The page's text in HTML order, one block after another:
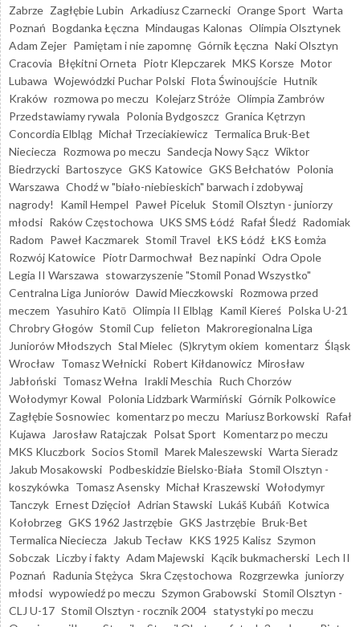
Zabrze Zagłębie Lubin Arkadiusz Czarnecki Orange Sport Warta
Poznań Bogdanka Łęczna Mindaugas Kalonas Olimpia Olsztynek
Adam Zejer Pamiętam i nie zapomnę Górnik Łęczna Naki Olsztyn
Cracovia Błękitni Orneta Piotr Klepczarek MKS Korsze Motor
Lubawa Wojewódzki Puchar Polski Flota Świnoujście Hutnik
Kraków rozmowa po meczu Kolejarz Stróże Olimpia Zambrów
Przedstawiamy rywala Polonia Bydgoszcz Granica Kętrzyn
Concordia Elbląg Michał Trzeciakiewicz Termalica Bruk-Bet
Nieciecza Rozmowa po meczu Sandecja Nowy Sącz Wiktor
Biedrzycki Bartoszyce GKS Katowice GKS Bełchatów Polonia
Warszawa Chodź w "biało-niebieskich" barwach i zdobywaj
nagrody!
Kamil Hempel Paweł Piceluk Stomil Olsztyn - juniorzy
młodsi Raków Częstochowa UKS SMS Łódź Rafał Śledź Radomiak
Radom Paweł Kaczmarek Stomil Travel ŁKS Łódź ŁKS Łomża
Rozwój Katowice Piotr Darmochwał Bez napinki Odra Opole
Legia II Warszawa stowarzyszenie "Stomil Ponad Wszystko"
Centralna Liga Juniorów Dawid Mieczkowski Rozmowa przed
meczem Yasuhiro Katō Olimpia II Elbląg Kamil Kiereś Polska U-21
Chrobry Głogów Stomil Cup felieton Makroregionalna Liga
Juniorów Młodszych Stal Mielec (S)krytym okiem komentarz Śląsk
Wrocław Tomasz Wełnicki Robert Kiłdanowicz Mirosław
Jabłoński Tomasz Wełna Irakli Meschia Ruch Chorzów
Wołodymyr Kowal Polonia Lidzbark Warmiński Górnik Polkowice
Zagłębie Sosnowiec komentarz po meczu Mariusz Borkowski Rafał
Kujawa
Jarosław Ratajczak Polsat Sport Komentarz po meczu
MKS Kluczbork Socios Stomil Marek Maleszewski Warta Sieradz
Jakub Mosakowski Podbeskidzie Bielsko-Biała Stomil Olsztyn -
koszykówka Tomasz Asensky Michał Kraszewski Wołodymyr
Tanczyk Ernest Dzięcioł Adrian Stawski Lukáš Kubáň Kotwica
Kołobrzeg GKS 1962 Jastrzębie GKS Jastrzębie Bruk-Bet
Termalica Nieciecza
Jakub Tecław KKS 1925 Kalisz Szymon
Sobczak Liczby i fakty Adam Majewski Kącik bukmacherski Lech II
Poznań Radunia Stężyca Skra Częstochowa Rozgrzewka juniorzy
młodsi wypowiedź po meczu Szymon Grabowski Stomil Olsztyn -
CLJ U-17 Stomil Olsztyn - rocznik 2004 statystyki po meczu